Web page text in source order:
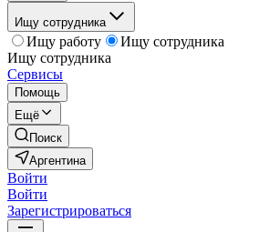
Ищу сотрудника
Ищу работу
Ищу сотрудника
Ищу сотрудника
Сервисы
Помощь
Ещё
Поиск
Аргентина
Войти
Войти
Зарегистрироваться